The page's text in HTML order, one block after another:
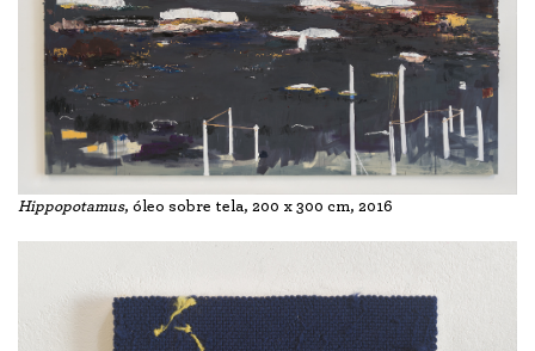
Hippopotamus, óleo sobre tela, 200 x 300 cm, 2016